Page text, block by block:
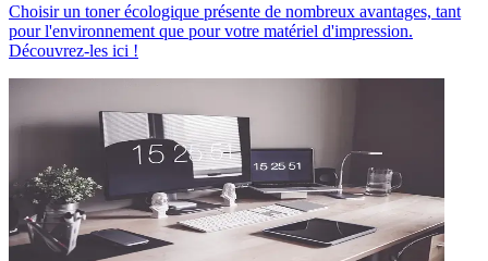
Choisir un toner écologique présente de nombreux avantages, tant
pour l'environnement que pour votre matériel d'impression.
Découvrez-les ici !